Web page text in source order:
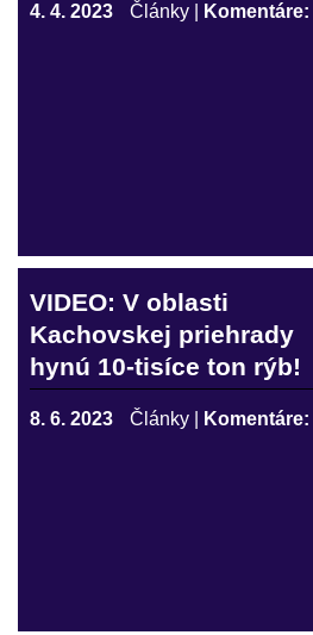
4. 4. 2023 Články Komentáre:
VIDEO: V oblasti
Kachovskej priehrady
hynú 10-tisíce ton rýb!
8. 6. 2023 Články Komentáre: